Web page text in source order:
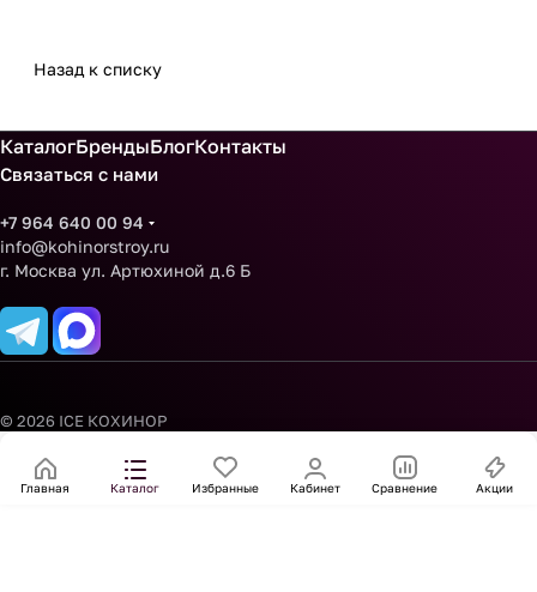
Назад к списку
КаталогБрендыБлогКонтакты
Связаться с нами
+7 964 640 00 94
info@kohinorstroy.ru
г. Москва ул. Артюхиной д.6 Б
© 2026 ICE КОХИНОР
Главная Каталог Избранные Кабинет Сравнение Акции